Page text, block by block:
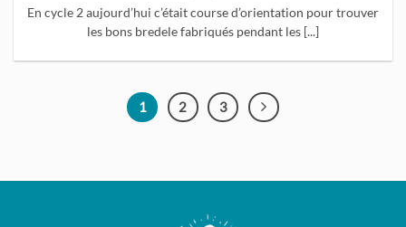
En cycle 2 aujourd’hui c’était course d’orientation pour trouver
les bons bredele fabriqués pendant les [...]
1 2 3